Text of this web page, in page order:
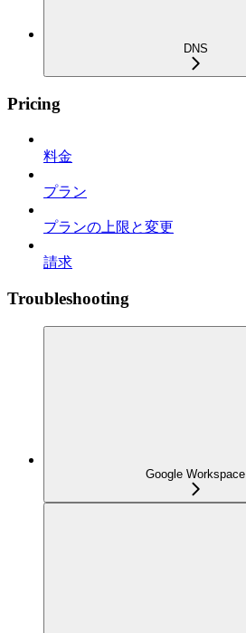
DNS
Pricing
料金
プラン
プランの上限と変更
請求
Troubleshooting
Google Workspace